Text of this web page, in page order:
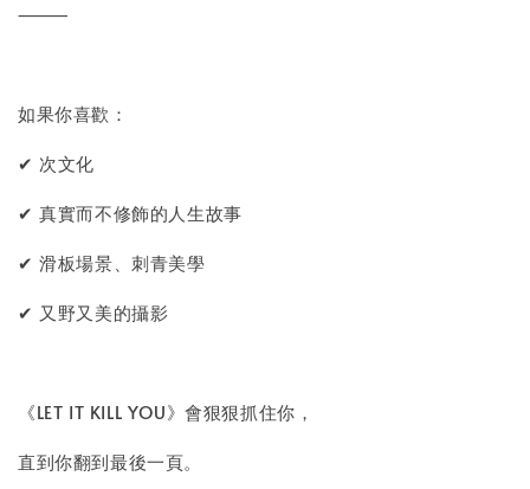
⸻
如果你喜歡：
✔ 次文化
✔ 真實而不修飾的人生故事
✔ 滑板場景、刺青美學
✔ 又野又美的攝影
《LET IT KILL YOU》會狠狠抓住你，
直到你翻到最後一頁。